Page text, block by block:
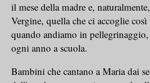
il mese della madre e,
Vergine, quella che ci accoglie così
quando andiamo in
ogni anno a scuola.
Bambini che cantano a Maria dai